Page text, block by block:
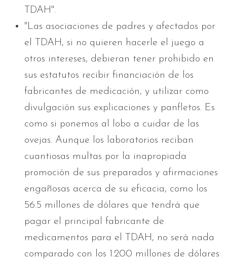
TDAH".
"Las asociaciones de padres y afectados por
el TDAH, si no quieren hacerle el juego a
otros intereses, debieran tener prohibido en
sus estatutos recibir financiación de los
fabricantes de medicación, y utilizar como
divulgación sus explicaciones y panfletos. Es
como si ponemos al lobo a cuidar de las
ovejas. Aunque los laboratorios reciban
cuantiosas multas por la inapropiada
promoción de sus preparados y afirmaciones
engañosas acerca de su eficacia, como los
56.5 millones de dólares que tendrá que
pagar el principal fabricante de
medicamentos para el TDAH, no será nada
comparado con los 1.200 millones de dólares